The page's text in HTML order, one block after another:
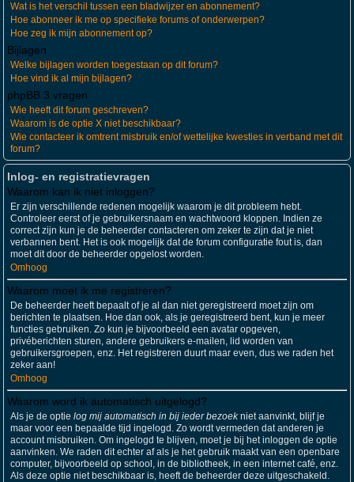
Wat is het verschil tussen een bladwijzer en abonnement?
Hoe abonneer ik me op specifieke forums of onderwerpen?
Hoe zeg ik mijn abonnement op?
Bijlagen
Welke bijlagen worden toegestaan op dit forum?
Hoe vind ik al mijn bijlagen?
phpBB 3 vragen
Wie heeft dit forum geschreven?
Waarom is de optie X niet beschikbaar?
Wie contacteer ik omtrent misbruik en/of wettelijke kwesties in verband met dit
forum?
Inlog- en registratievragen
Waarom kan ik niet inloggen?
Er zijn verschillende redenen mogelijk waarom je dit probleem hebt.
Controleer eerst of je gebruikersnaam en wachtwoord kloppen. Indien ze
correct zijn kun je de beheerder contacteren om zeker te zijn dat je niet
verbannen bent. Het is ook mogelijk dat de forum configuratie fout is, dan
moet dit door de beheerder opgelost worden.
Omhoog
Waarom moet ik me registreren?
De beheerder heeft bepaalt of je al dan niet geregistreerd moet zijn om
berichten te plaatsen. Hoe dan ook, als je geregistreerd bent, kun je meer
functies gebruiken. Zo kun je bijvoorbeeld een avatar opgeven,
privéberichten sturen, andere gebruikers e-mailen, lid worden van
gebruikersgroepen, enz. Het registreren duurt maar even, dus we raden het
zeker aan!
Omhoog
Waarom word ik automatisch uitgelogd?
Als je de optie log mij automatisch in bij ieder bezoekniet aanvinkt, blijf je
maar voor een bepaalde tijd ingelogd. Zo wordt vermeden dat anderen je
account misbruiken. Om ingelogd te blijven, moet je bij het inloggen de optie
aanvinken. We raden dit echter af als je het gebruik maakt van een openbare
computer, bijvoorbeeld op school, in de bibliotheek, in een internet café, enz.
Als deze optie niet beschikbaar is, heeft de beheerder deze uitgeschakeld.